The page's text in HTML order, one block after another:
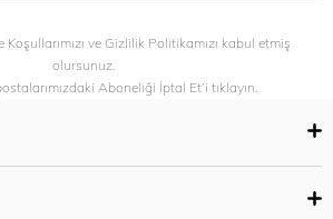
ve Gizlilik Politikamızı kabul etmiş
olursunuz.
Aboneliği İptal Et’i tıklayın.